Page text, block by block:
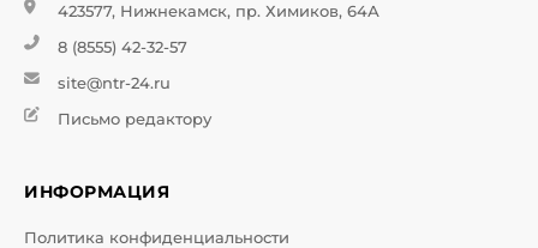
423577, Нижнекамск, пр. Химиков, 64А
8 (8555) 42-32-57
site@ntr-24.ru
Письмо редактору
ИНФОРМАЦИЯ
Политика конфиденциальности